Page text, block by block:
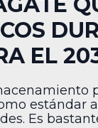
EL
estándar
Es